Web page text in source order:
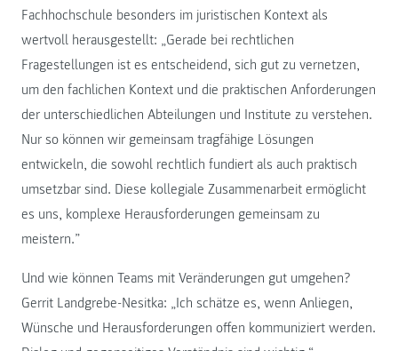
Fachhochschule besonders im juristischen Kontext als
wertvoll herausgestellt: „Gerade bei rechtlichen
Fragestellungen ist es entscheidend, sich gut zu vernetzen,
um den fachlichen Kontext und die praktischen Anforderungen
der unterschiedlichen Abteilungen und Institute zu verstehen.
Nur so können wir gemeinsam tragfähige Lösungen
entwickeln, die sowohl rechtlich fundiert als auch praktisch
umsetzbar sind. Diese kollegiale Zusammenarbeit ermöglicht
es uns, komplexe Herausforderungen gemeinsam zu
meistern.”
Und wie können Teams mit Veränderungen gut umgehen?
Gerrit Landgrebe-Nesitka: „Ich schätze es, wenn Anliegen,
Wünsche und Herausforderungen offen kommuniziert werden.